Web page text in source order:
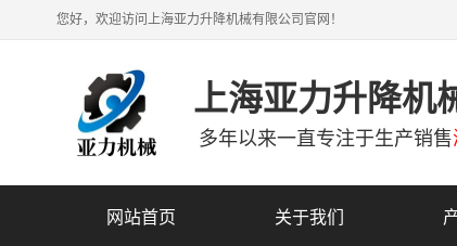
您好，欢迎访问上海亚力升降机械有限公司官网！
上海亚力升降机
多年以来一直专注于生产销售
网站首页 关于我们